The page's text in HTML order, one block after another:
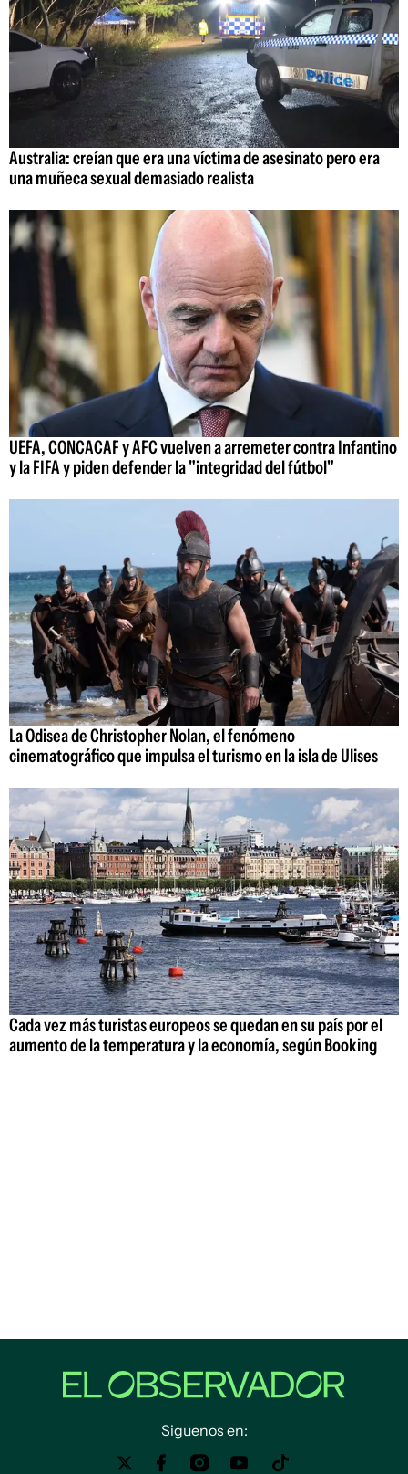
Australia: creían que era una víctima de asesinato pero era
una muñeca sexual demasiado realista
UEFA, CONCACAF y AFC vuelven a arremeter contra Infantino
y la FIFA y piden defender la "integridad del fútbol"
La Odisea de Christopher Nolan, el fenómeno
cinematográfico que impulsa el turismo en la isla de Ulises
Cada vez más turistas europeos se quedan en su país por el
aumento de la temperatura y la economía, según Booking
Siguenos en: